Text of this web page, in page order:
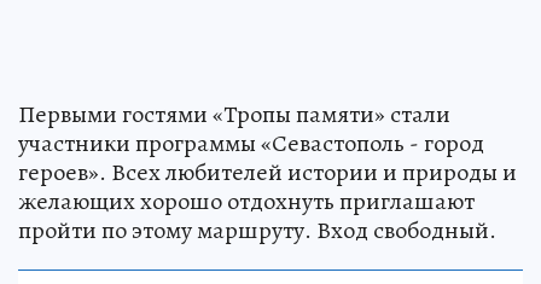
Первыми гостями «Тропы памяти» стали
участники программы «Севастополь - город
героев». Всех любителей истории и природы и
желающих хорошо отдохнуть приглашают
пройти по этому маршруту. Вход свободный.